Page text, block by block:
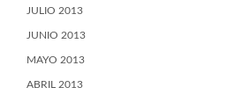
JULIO 2013
JUNIO 2013
MAYO 2013
ABRIL 2013